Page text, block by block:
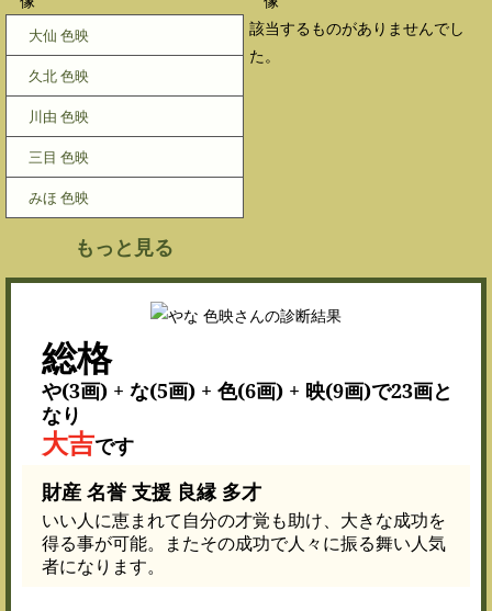
大仙 色映
久北 色映
川由 色映
三目 色映
みほ 色映
もっと見る
該当するものがありませんでし
た。
総格
や(3画) + な(5画) + 色(6画) + 映(9画)で23画と
なり
大吉です
財産 名誉 支援 良縁 多才
いい人に恵まれて自分の才覚も助け、大きな成功を
得る事が可能。またその成功で人々に振る舞い人気
者になります。